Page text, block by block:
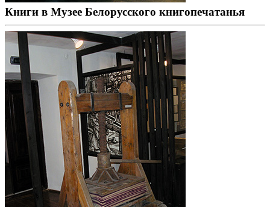
Книги в Музее Белорусского книгопечатанья